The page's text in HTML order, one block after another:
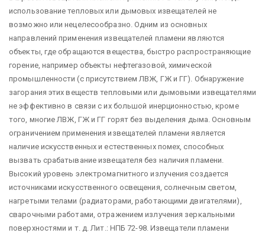
использование тепловых или дымовых извещателей не
возможно или нецелесообразно. Одним из основных
направлений применения извещателей пламени являются
объекты, где обращаются вещества, быстро распространяющие
горение, например объекты нефтегазовой, химической
промышленности (с присутствием ЛВЖ, ГЖ и ГГ). Обнаружение
загорания этих веществ тепловыми или дымовыми извещателями
не эффективно в связи с их большой инерционностью, кроме
того, многие ЛВЖ, ГЖ и ГГ горят без выделения дыма. Основным
ограничением применения извещателей пламени является
наличие искусственных и естественных помех, способных
вызвать срабатывание извещателя без наличия пламени.
Высокий уровень электромагнитного излучения создается
источниками искусственного освещения, солнечным светом,
нагретыми телами (радиаторами, работающими двигателями),
сварочными работами, отражением излучения зеркальными
поверхностями и т. д. Лит.: НПБ 72-98. Извещатели пламени